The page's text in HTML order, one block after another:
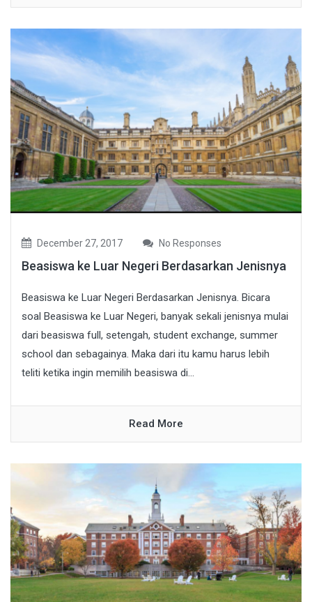
December 27, 2017 No Responses
Beasiswa ke Luar Negeri Berdasarkan Jenisnya
Beasiswa ke Luar Negeri Berdasarkan Jenisnya. Bicara
soal Beasiswa ke Luar Negeri, banyak sekali jenisnya mulai
dari beasiswa full, setengah, student exchange, summer
school dan sebagainya. Maka dari itu kamu harus lebih
teliti ketika ingin memilih beasiswa di...
Read More